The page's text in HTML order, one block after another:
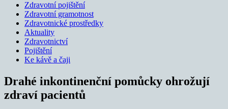
Zdravotní pojištění
Zdravotní gramotnost
Zdravotnické prostředky
Aktuality
Zdravotnictví
Pojištění
Ke kávě a čaji
Drahé inkontinenční pomůcky ohrožují
zdraví pacientů